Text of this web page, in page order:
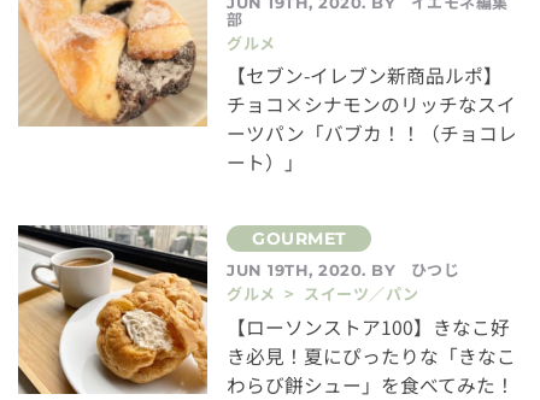
部
グルメ
【セブン-イレブン新商品ルポ】
チョコ×シナモンのリッチなスイ
ーツパン「バブカ！！（チョコレ
ート）」
JUN 19TH, 2020. BY
ひつじ
グルメ > スイーツ／パン
【ローソンストア100】きなこ好
き必見！夏にぴったりな「きなこ
わらび餅シュー」を食べてみた！